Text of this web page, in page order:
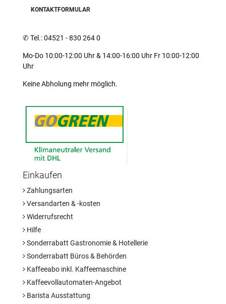
KONTAKTFORMULAR
✆Tel.: 04521 - 830 264 0
Mo-Do 10:00-12:00 Uhr & 14:00-16:00 Uhr Fr 10:00-12:00
Uhr
Keine Abholung mehr möglich.
Einkaufen
Zahlungsarten
Versandarten & -kosten
Widerrufsrecht
Hilfe
Sonderrabatt Gastronomie & Hotellerie
Sonderrabatt Büros & Behörden
Kaffeeabo inkl. Kaffeemaschine
Kaffeevollautomaten-Angebot
Barista Ausstattung